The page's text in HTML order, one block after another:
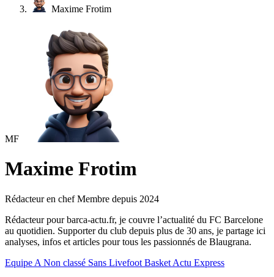
Maxime Frotim
MF
Maxime Frotim
Rédacteur en chef Membre depuis 2024
Rédacteur pour barca-actu.fr, je couvre l’actualité du FC Barcelone
au quotidien. Supporter du club depuis plus de 30 ans, je partage ici
analyses, infos et articles pour tous les passionnés de Blaugrana.
Equipe A Non classé Sans Livefoot Basket Actu Express